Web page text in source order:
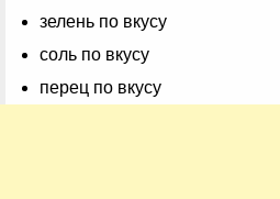
зелень по вкусу
соль по вкусу
перец по вкусу